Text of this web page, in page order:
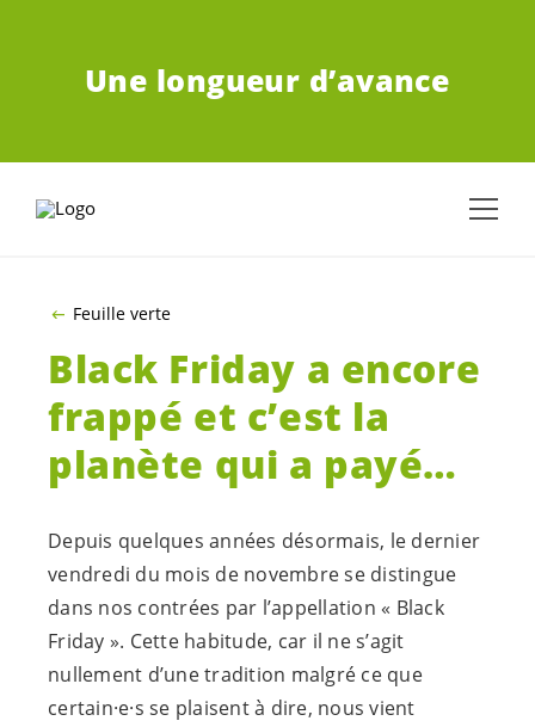
Une longueur d’avance
Feuille verte
Black Friday a encore
frappé et c’est la
planète qui a payé…
Depuis quelques années désormais, le dernier
vendredi du mois de novembre se distingue
dans nos contrées par l’appellation « Black
Friday ». Cette habitude, car il ne s’agit
nullement d’une tradition malgré ce que
certain·e·s se plaisent à dire, nous vient